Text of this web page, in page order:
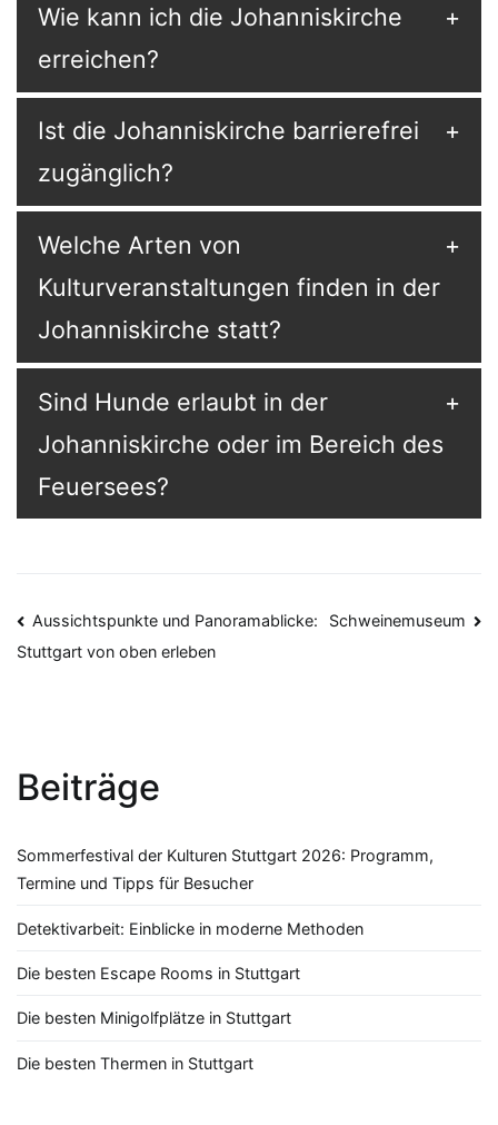
Wie kann ich die Johanniskirche
erreichen?
Ist die Johanniskirche barrierefrei
zugänglich?
Welche Arten von
Kulturveranstaltungen finden in der
Johanniskirche statt?
Sind Hunde erlaubt in der
Johanniskirche oder im Bereich des
Feuersees?
Beitragsnavigation
Aussichtspunkte und Panoramablicke:
Stuttgart von oben erleben
Schweinemuseum
Beiträge
Sommerfestival der Kulturen Stuttgart 2026: Programm,
Termine und Tipps für Besucher
Detektivarbeit: Einblicke in moderne Methoden
Die besten Escape Rooms in Stuttgart
Die besten Minigolfplätze in Stuttgart
Die besten Thermen in Stuttgart